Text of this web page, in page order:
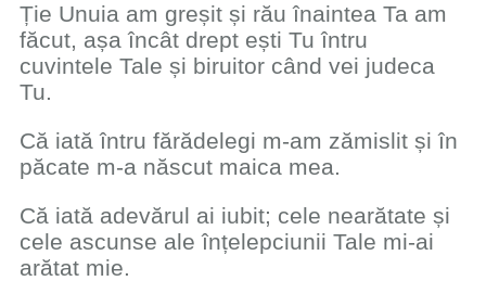
Ție Unuia am greșit și rău înaintea Ta am
făcut, așa încât drept ești Tu întru
cuvintele Tale și biruitor când vei judeca
Tu.
Că iată întru fărădelegi m-am zămislit și în
păcate m-a născut maica mea.
Că iată adevărul ai iubit; cele nearătate și
cele ascunse ale înțelepciunii Tale mi-ai
arătat mie.